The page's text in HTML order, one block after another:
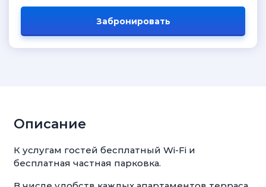
Забронировать
Описание
К услугам гостей бесплатный Wi-Fi и
бесплатная частная парковка.